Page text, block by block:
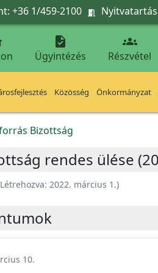
+36 1/459-2100  Nyitvatartás

Ügyintézés

Részvétel
Közösség Önkormányzat
Bizottság
rendes ülése
2022. március 1.)
10.